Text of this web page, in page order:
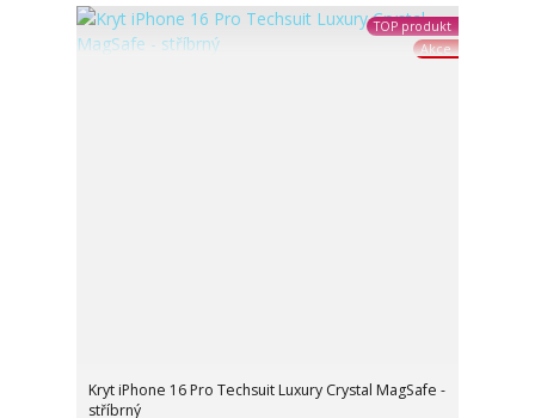
TOP produkt
Akce
Kryt iPhone 16 Pro Techsuit Luxury Crystal MagSafe -
stříbrný